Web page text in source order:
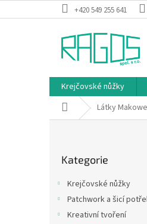
na
+420 549 255 641
Krejčovské nůžky
Domů Látky
kategorie
Kategorie
Krejčovské nůžky
Patchwork a šicí
Kreativní tvoření